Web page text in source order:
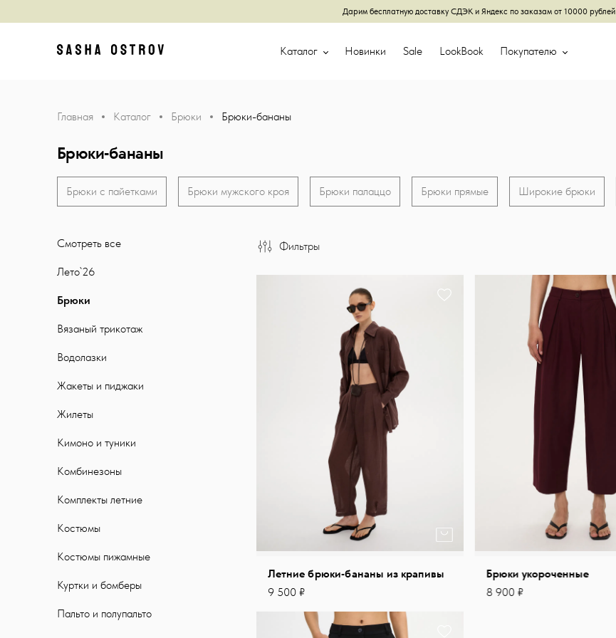
Дарим бесплатную доставку СДЭК и Яндекс по заказам от 10000 рублей
Главная Каталог Новинки Sale LookBook Покупателю
Главная Каталог Брюки Брюки-бананы
Брюки-бананы
Брюки с пайетками Брюки мужского кроя Брюки палаццо Брюки прямые Широкие брюки
Смотреть все
Лето`26
Брюки
Вязаный трикотаж
Водолазки
Жакеты и пиджаки
Жилеты
Кимоно и туники
Комбинезоны
Комплекты летние
Костюмы
Костюмы пижамные
Куртки и бомберы
Пальто и полупальто
Фильтры
Летние брюки-бананы из крапивы
9 500 ₽
Брюки укороченные
8 900 ₽